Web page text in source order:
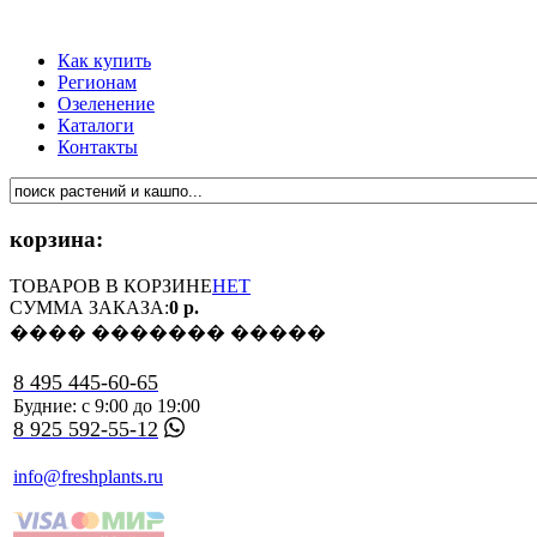
Как купить
Регионам
Озеленение
Каталоги
Контакты
корзина:
ТОВАРОВ В КОРЗИНЕНЕТ
СУММА ЗАКАЗА:0 р.
���� ������� �����
8 495 445-60-65
Будние: с 9:00 до 19:00
8 925 592-55-12
info@freshplants.ru